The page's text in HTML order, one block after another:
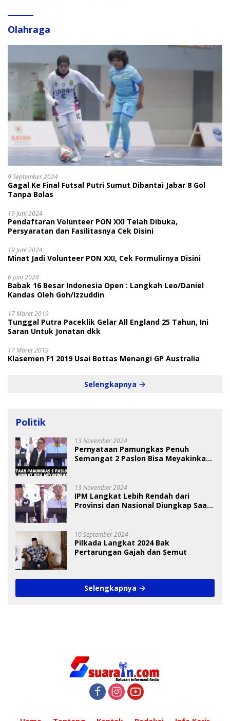
Olahraga
9 September 2024
Gagal Ke Final Futsal Putri Sumut Dibantai Jabar 8 Gol
Tanpa Balas
19 Juni 2024
Pendaftaran Volunteer PON XXI Telah Dibuka,
Persyaratan dan Fasilitasnya Cek Disini
19 Juni 2024
Minat Jadi Volunteer PON XXI, Cek Formulirnya Disini
6 Juni 2024
Babak 16 Besar Indonesia Open : Langkah Leo/Daniel
Kandas Oleh Goh/Izzuddin
17 Maret 2019
Tunggal Putra Paceklik Gelar All England 25 Tahun, Ini
Saran Untuk Jonatan dkk
17 Maret 2019
Klasemen F1 2019 Usai Bottas Menangi GP Australia
Selengkapnya
Politik
13 November 2024
Pernyataan Pamungkas Penuh
Semangat 2 Paslon Bisa Meyakinkan
13 November 2024
IPM Langkat Lebih Rendah dari
Provinsi dan Nasional Diungkap Saat
10 September 2024
Pilkada Langkat 2024 Bak
Pertarungan Gajah dan Semut
Selengkapnya